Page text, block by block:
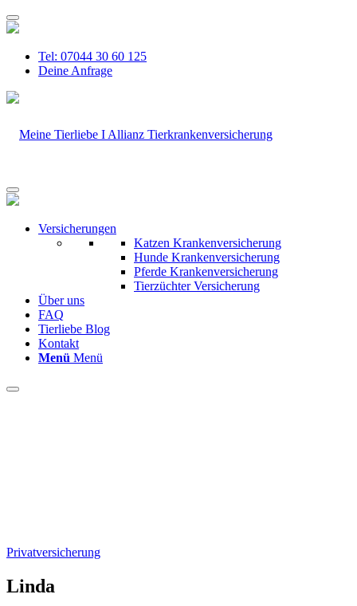
Tel: 07044 30 60 125
Deine Anfrage
Versicherungen
Katzen Krankenversicherung
Hunde Krankenversicherung
Pferde Krankenversicherung
Tierzüchter Versicherung
Über uns
FAQ
Tierliebe Blog
Kontakt
Menü Menü
Privatversicherung
Linda